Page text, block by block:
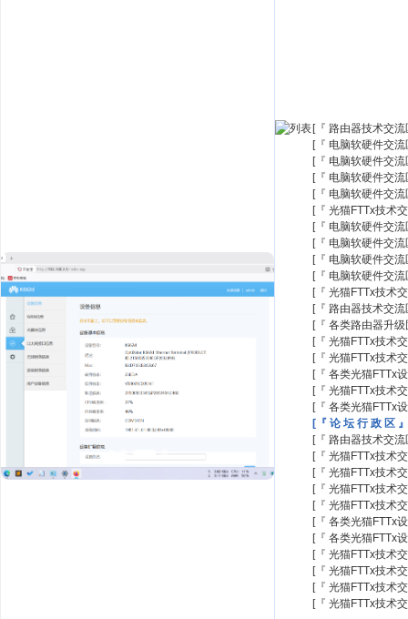
[『 路由器技术交流
[『 电脑软硬件交流
[『 电脑软硬件交流
[『 电脑软硬件交流
[『 电脑软硬件交流
[『 光猫FTTx技术
[『 电脑软硬件交流
[『 电脑软硬件交流
[『 电脑软硬件交流
[『 电脑软硬件交流
[『 光猫FTTx技术
[『 路由器技术交流
[『 各类路由器升
[『 光猫FTTx技术
[『 光猫FTTx技术
[『 各类光猫FTTx
[『 光猫FTTx技术
[『 各类光猫FTTx
[『 论 坛 行 政 区
[『 路由器技术交流
[『 光猫FTTx技术
[『 光猫FTTx技术
[『 光猫FTTx技术
[『 光猫FTTx技术
[『 各类光猫FTTx
[『 各类光猫FTTx
[『 光猫FTTx技术
[『 光猫FTTx技术
[『 光猫FTTx技术
[『 光猫FTTx技术